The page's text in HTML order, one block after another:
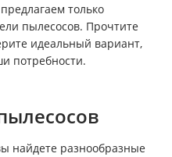
только
пылесосов. Прочтите
идеальный вариант,
потребности.
найдете разнообразные